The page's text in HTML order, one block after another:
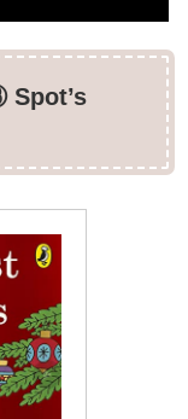
Spot’s